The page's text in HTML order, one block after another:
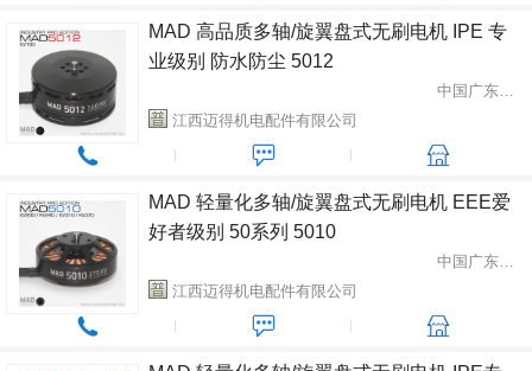
MAD 高品质多轴/旋翼盘式无刷电机 IPE 专
业级别 防水防尘 5012
中国广东省中山市
江西迈得机电配件有限公司
MAD 轻量化多轴/旋翼盘式无刷电机 EEE爱
好者级别 50系列 5010
中国广东省中山市
江西迈得机电配件有限公司